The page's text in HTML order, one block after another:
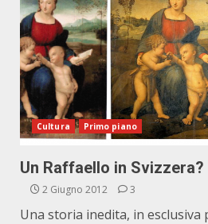
Cultura Primo piano
Un Raffaello in Svizzera?
2 Giugno 2012 3
Una storia inedita, in